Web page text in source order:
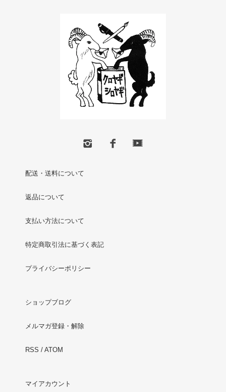
配送・送料について
返品について
支払い方法について
特定商取引法に基づく表記
プライバシーポリシー
ショップブログ
メルマガ登録・解除
RSS / ATOM
マイアカウント